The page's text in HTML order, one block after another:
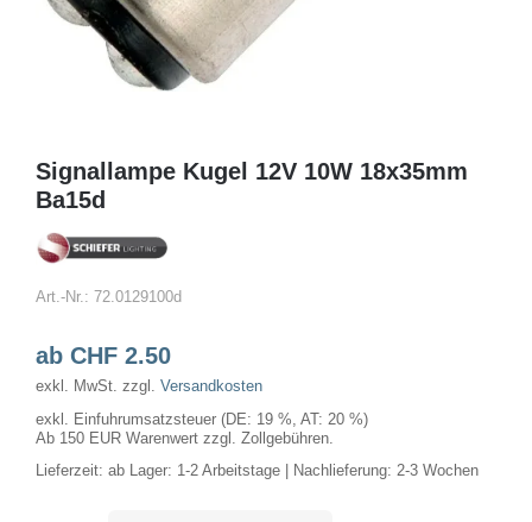
Signallampe Kugel 12V 10W 18x35mm
Ba15d
Art.-Nr.: 72.0129100d
ab CHF2.50
exkl. MwSt. zzgl. Versandkosten
exkl. Einfuhrumsatzsteuer (DE: 19 %, AT: 20 %)
Ab 150 EUR Warenwert zzgl. Zollgebühren.
Lieferzeit: ab Lager: 1-2 Arbeitstage | Nachlieferung: 2-3 Wochen